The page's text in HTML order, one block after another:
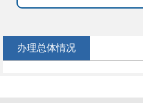
办理总体情况